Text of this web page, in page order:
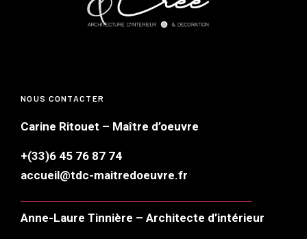
NOUS CONTACTER
Carine Ritouet – Maître d’oeuvre
+(33)6 45 76 87 74
accueil@tdc-maitredoeuvre.fr
Anne-Laure Tinnière – Architecte d’intérieur